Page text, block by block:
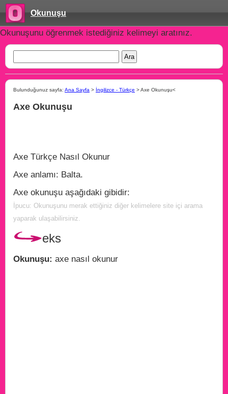
Okunuşu
Okunuşunu öğrenmek istediğiniz kelimeyi aratınız.
Bulunduğunuz sayfa: Ana Sayfa > İngilizce - Türkçe > Axe Okunuşu<
Axe Okunuşu
Axe Türkçe Nasıl Okunur
Axe anlamı: Balta.
Axe okunuşu aşağıdaki gibidir:
İpucu: Okunuşunu merak ettiğiniz diğer kelimelere site içi arama
yaparak ulaşabilirsiniz.
eks
Okunuşu: axe nasıl okunur